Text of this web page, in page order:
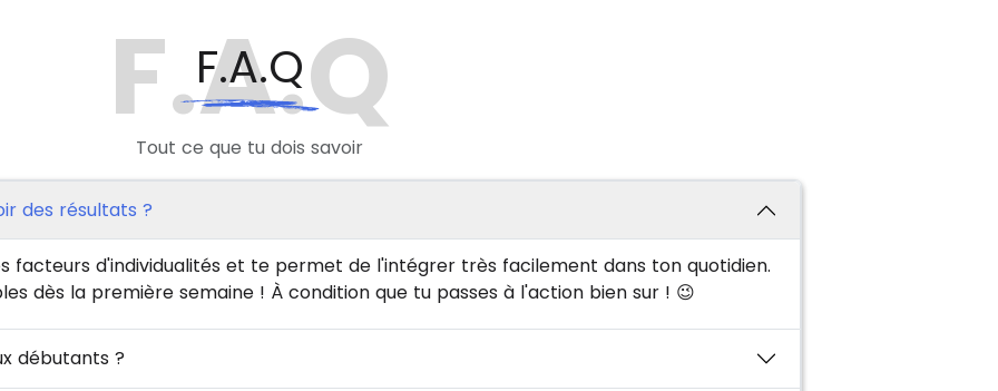
F.A.Q
F.A.Q
Tout ce que tu dois savoir
des résultats ?
facteurs d'individualités et te permet de l'intégrer très facilement dans ton quotidien.
dès la première semaine ! À condition que tu passes à l'action bien sur ! 😉
débutants ?